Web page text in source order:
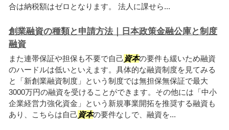
合は納税額はゼロとなります。 法人に課せら...
創業融資の種類と申請方法｜日本政策金融公庫と制度
融資
また連帯保証や担保も不要で自己 資本の要件も緩いため融資
のハードルは低いといえます。具体的な融資制度を見てみる
と「新創業融資制度」という制度では無担保無保証で最大
3000万円の融資を受けることができます。その他には「中小
企業経営力強化資金」という新規事業開拓を推奨する融資も
あり、こちらは自己 資本の要件なしで、融資を...